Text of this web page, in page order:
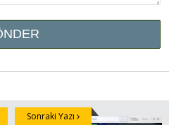
Sonraki Yazı